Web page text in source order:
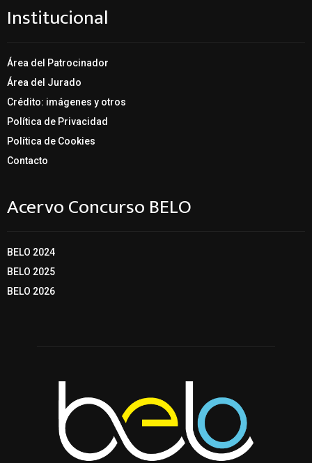
Institucional
Área del Patrocinador
Área del Jurado
Crédito: imágenes y otros
Política de Privacidad
Política de Cookies
Contacto
Acervo Concurso BELO
BELO 2024
BELO 2025
BELO 2026